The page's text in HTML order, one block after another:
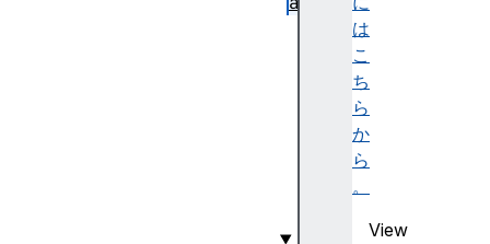
は
こ
ち
ら
か
ら
。
View